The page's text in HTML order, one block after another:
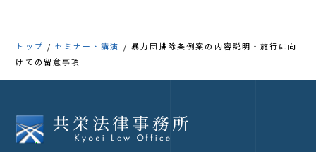
トップ セミナー・講演
暴力団排除条例案の内容説明・施行に向
けての留意事項